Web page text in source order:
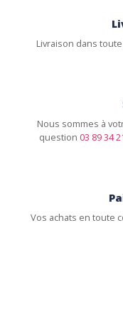
Livraison dans
Nous sommes à
question 03 89 34
Vos achats en toute